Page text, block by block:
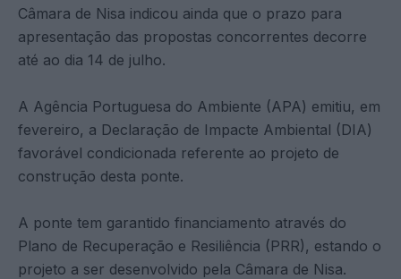
Câmara de Nisa indicou ainda que o prazo para
apresentação das propostas concorrentes decorre
até ao dia 14 de julho.
A Agência Portuguesa do Ambiente (APA) emitiu, em
fevereiro, a Declaração de Impacte Ambiental (DIA)
favorável condicionada referente ao projeto de
construção desta ponte.
A ponte tem garantido financiamento através do
Plano de Recuperação e Resiliência (PRR), estando o
projeto a ser desenvolvido pela Câmara de Nisa.